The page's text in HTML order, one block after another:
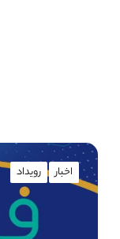
اخبار رویداد